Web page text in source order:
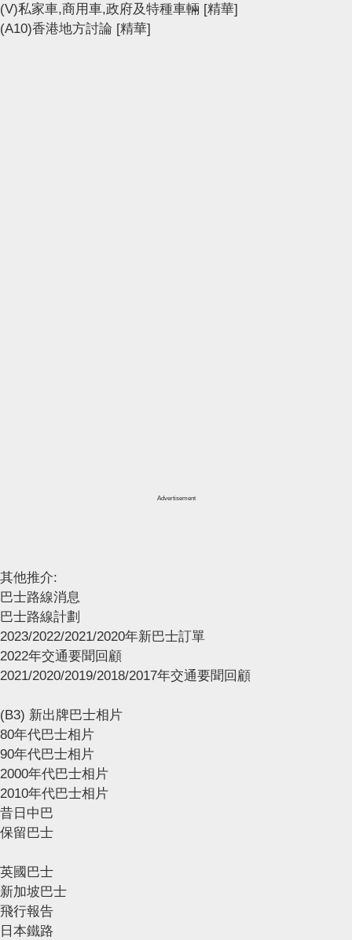
(V)私家車,商用車,政府及特種車輛 [精華]
(A10)香港地方討論 [精華]
Advertisement
其他推介:
巴士路線消息
巴士路線計劃
2023/2022/2021/2020年新巴士訂單
2022年交通要聞回顧
2021/2020/2019/2018/2017年交通要聞回顧
(B3) 新出牌巴士相片
80年代巴士相片
90年代巴士相片
2000年代巴士相片
2010年代巴士相片
昔日中巴
保留巴士
英國巴士
新加坡巴士
飛行報告
日本鐵路